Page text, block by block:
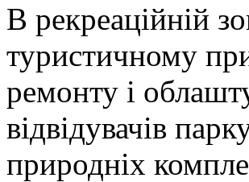
В рекреаційній
туристичному
ремонту і
відвідувачів
природніх